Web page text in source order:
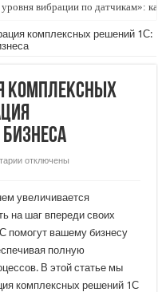
вибрации по датчикам»:
комплексных решений 1С:
комплексных
к
интеграция
комплексных
решений
1С:
эффективности
вашего
бизнеса
отключены
увеличивается
на шаг впереди своих
помогут вашему бизнесу
полную
В этой статье мы
комплексных решений 1С